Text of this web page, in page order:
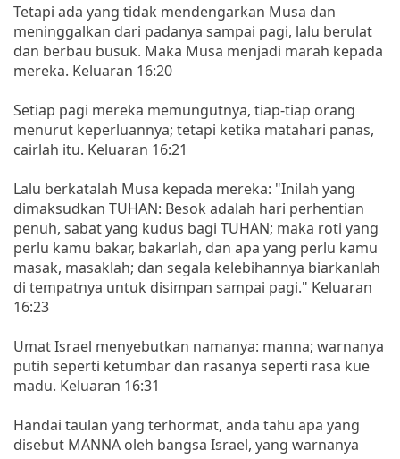
Tetapi ada yang tidak mendengarkan Musa dan
meninggalkan dari padanya sampai pagi, lalu berulat
dan berbau busuk. Maka Musa menjadi marah kepada
mereka. Keluaran 16:20
Setiap pagi mereka memungutnya, tiap-tiap orang
menurut keperluannya; tetapi ketika matahari panas,
cairlah itu. Keluaran 16:21
Lalu berkatalah Musa kepada mereka: "Inilah yang
dimaksudkan TUHAN: Besok adalah hari perhentian
penuh, sabat yang kudus bagi TUHAN; maka roti yang
perlu kamu bakar, bakarlah, dan apa yang perlu kamu
masak, masaklah; dan segala kelebihannya biarkanlah
di tempatnya untuk disimpan sampai pagi." Keluaran
16:23
Umat Israel menyebutkan namanya: manna; warnanya
putih seperti ketumbar dan rasanya seperti rasa kue
madu. Keluaran 16:31
Handai taulan yang terhormat, anda tahu apa yang
disebut MANNA oleh bangsa Israel, yang warnanya